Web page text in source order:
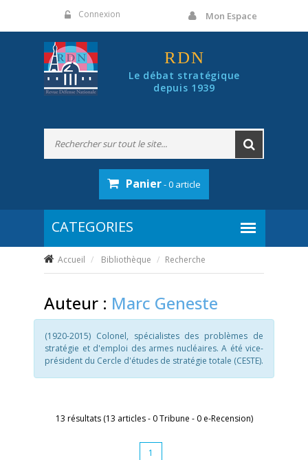
Connexion Mon Espace
RDN
Le débat stratégique
depuis 1939
Panier- 0 article
Accueil Bibliothèque Recherche
Auteur : Marc Geneste
(1920-2015) Colonel, spécialistes des problèmes de
stratégie et d'emploi des armes nucléaires. A été vice-
président du Cercle d'études de stratégie totale (CESTE).
13 résultats (13 articles - 0 Tribune - 0 e-Recension)
1